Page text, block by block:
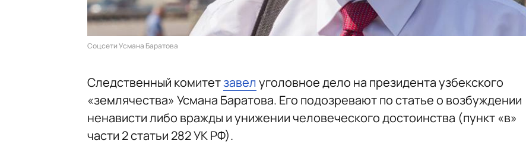
Соцсети Усмана Баратова
Следственный комитетзавелуголовное дело на президента узбекского
«землячества» Усмана Баратова. Его подозревают по статье о возбуждении
ненависти либо вражды и унижении человеческого достоинства (пункт «в»
части 2 статьи 282 УК РФ).